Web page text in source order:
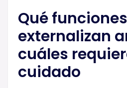
Qué
externalizan
cuáles
cuidado